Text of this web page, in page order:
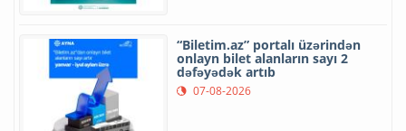
“Biletim.az” portalı üzərindən
onlayn bilet alanların sayı 2
dəfəyədək artıb
07-08-2026